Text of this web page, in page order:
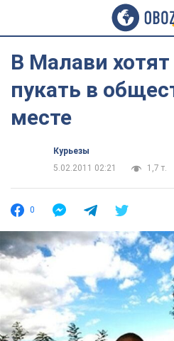
В Малави хотят
пукать в
месте
Курьезы
5.02.2011 02:21
1,7 т.
0